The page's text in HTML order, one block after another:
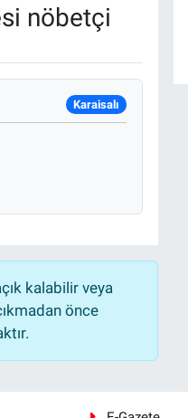
nöbetçi
Karaisalı
kalabilir veya
önce